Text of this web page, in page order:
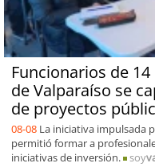
Funcionarios de
de Valparaíso se
de proyectos
08-08 La iniciativa impulsada
permitió formar a
iniciativas de inversión.
soy